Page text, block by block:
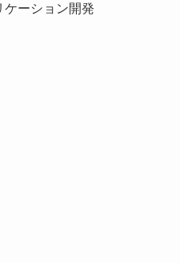
ケーション開発